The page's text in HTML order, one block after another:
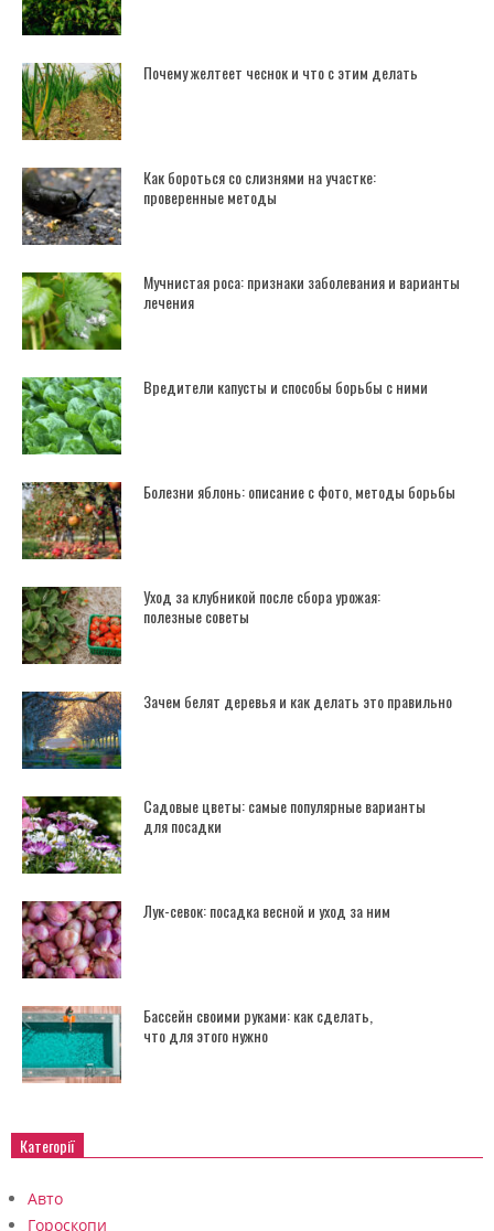
Почему желтеет чеснок и что с этим делать
Как бороться со слизнями на участке:
проверенные методы
Мучнистая роса: признаки заболевания и варианты
лечения
Вредители капусты и способы борьбы с ними
Болезни яблонь: описание с фото, методы борьбы
Уход за клубникой после сбора урожая:
полезные советы
Зачем белят деревья и как делать это правильно
Садовые цветы: самые популярные варианты
для посадки
Лук-севок: посадка весной и уход за ним
Бассейн своими руками: как сделать,
что для этого нужно
Категорії
Авто
Гороскопи